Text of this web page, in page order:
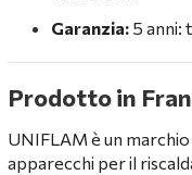
Garanzia: 5 anni:
Prodotto in
UNIFLAM è un
apparecchi per il